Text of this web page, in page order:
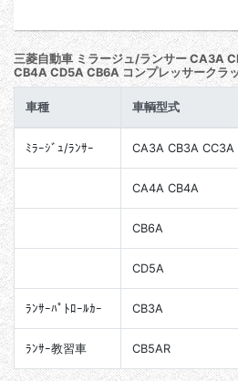
三菱自動車 ミラージュ/ランサー CA3A
CB4A CD5A CB6A コンプレッサークラ
車種 車輌型式
ﾐﾗｰｼﾞｭ/ﾗﾝｻｰ CA3A CB3A CC3A
CA4A CB4A
CB6A
CD5A
ﾗﾝｻｰﾊﾟﾄﾛｰﾙｶｰ CB3A
ﾗﾝｻｰ教習車 CB5AR